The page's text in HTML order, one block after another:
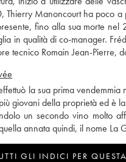
Thierry Manoncourt ha poco
fino alla sua morte
in qualità di co-manager.
tecnico Romain Jean-Pierre,
la sua prima
giovani della proprietà ed è
un secondo vino molto
annata quindi, il nome La
GLI INDICI PER